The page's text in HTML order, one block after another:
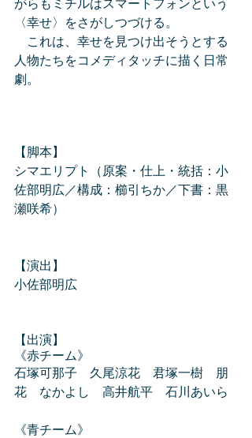
がらもミチルはスマートフォンという
〈幸せ〉をさがしつづける。
これは、幸せを見つけ出そうとする
人物たちをコメディタッチに描く日常
劇。
【脚本】
シマエリプト（原案・仕上・統括：小
佐部明広／構成：櫛引ちか／下書：黒
瀬咲希）
【演出】
小佐部明広
【出演】
《赤チーム》
石塚可那子　久尾涼花　君塚一樹　朋
花　なかよし　高井航平　石川あいら
《青チーム》